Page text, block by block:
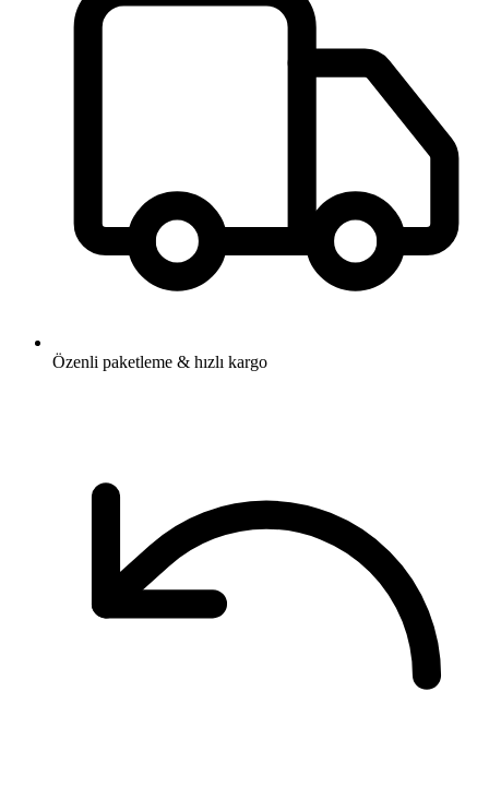
Özenli paketleme & hızlı kargo